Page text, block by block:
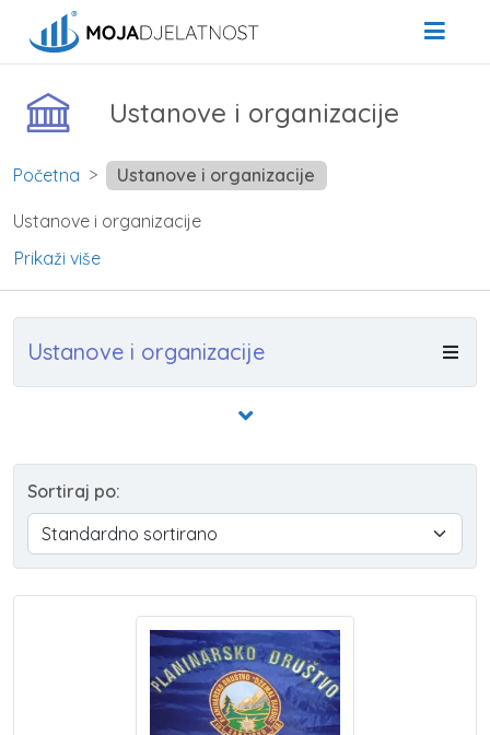
Ustanove i organizacije
Početna Ustanove i organizacije
Ustanove i organizacije
Prikaži više
Ustanove i organizacije
Sortiraj po: